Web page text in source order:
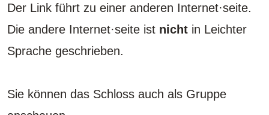
Der Link führt zu einer anderen Internet·seite.
Die andere Internet·seite ist nicht in Leichter
Sprache geschrieben.
Sie können das Schloss auch als Gruppe